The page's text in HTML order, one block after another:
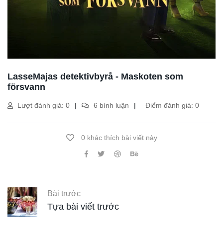
LasseMajas detektivbyrå - Maskoten som
försvann
Lượt đánh giá: 0 6 bình luận Điểm đánh giá: 0
0 khác thích bài viết này
Bài trước
Tựa bài viết trước